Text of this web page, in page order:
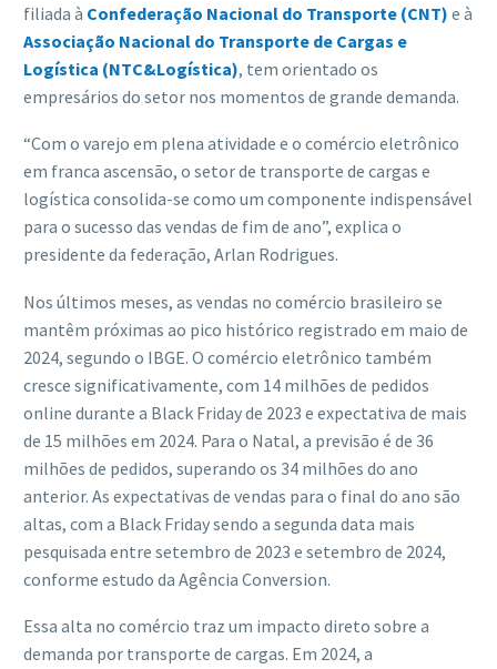
filiada à Confederação Nacional do Transporte (CNT) e à
Associação Nacional do Transporte de Cargas e
Logística (NTC&Logística), tem orientado os
empresários do setor nos momentos de grande demanda.
“Com o varejo em plena atividade e o comércio eletrônico
em franca ascensão, o setor de transporte de cargas e
logística consolida-se como um componente indispensável
para o sucesso das vendas de fim de ano”, explica o
presidente da federação, Arlan Rodrigues.
Nos últimos meses, as vendas no comércio brasileiro se
mantêm próximas ao pico histórico registrado em maio de
2024, segundo o IBGE. O comércio eletrônico também
cresce significativamente, com 14 milhões de pedidos
online durante a Black Friday de 2023 e expectativa de mais
de 15 milhões em 2024. Para o Natal, a previsão é de 36
milhões de pedidos, superando os 34 milhões do ano
anterior. As expectativas de vendas para o final do ano são
altas, com a Black Friday sendo a segunda data mais
pesquisada entre setembro de 2023 e setembro de 2024,
conforme estudo da Agência Conversion.
Essa alta no comércio traz um impacto direto sobre a
demanda por transporte de cargas. Em 2024, a